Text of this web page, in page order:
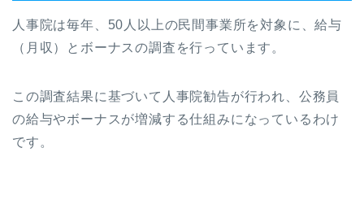
人事院は毎年、50人以上の民間事業所を対象に、給与
（月収）とボーナスの調査を行っています。
この調査結果に基づいて人事院勧告が行われ、公務員
の給与やボーナスが増減する仕組みになっているわけ
です。